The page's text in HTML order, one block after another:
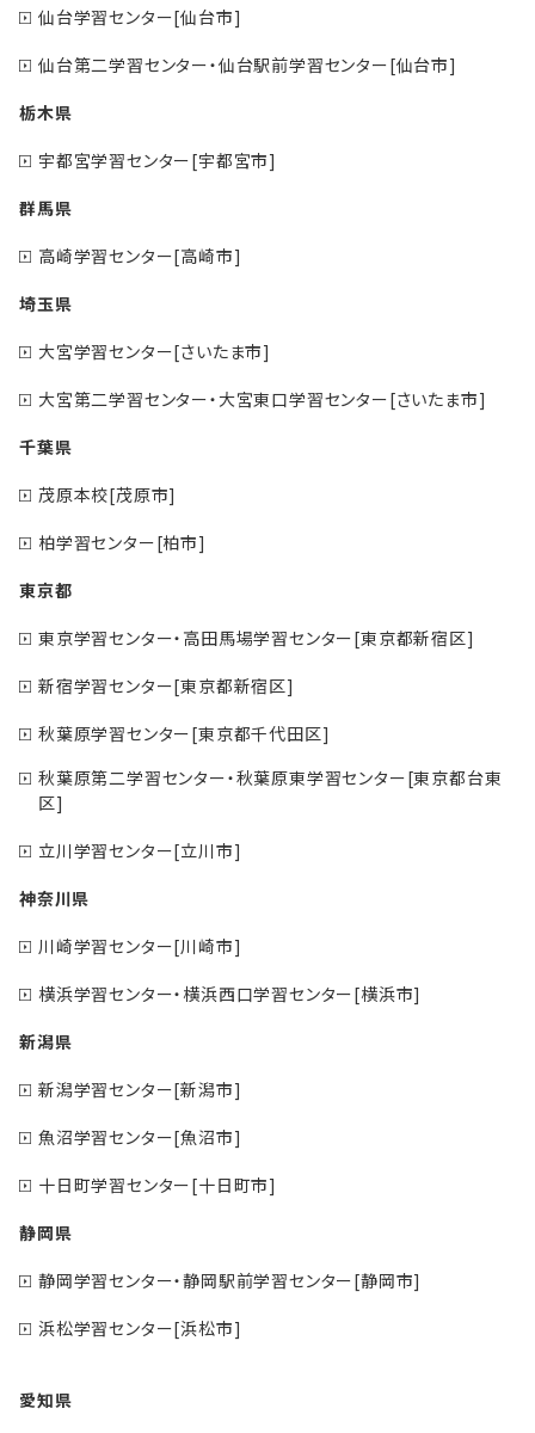
仙台学習センター[仙台市]
仙台第二学習センター・仙台駅前学習センター[仙台市]
栃木県
宇都宮学習センター[宇都宮市]
群馬県
高崎学習センター[高崎市]
埼玉県
大宮学習センター[さいたま市]
大宮第二学習センター・大宮東口学習センター[さいたま市]
千葉県
茂原本校[茂原市]
柏学習センター[柏市]
東京都
東京学習センター・高田馬場学習センター[東京都新宿区]
新宿学習センター[東京都新宿区]
秋葉原学習センター[東京都千代田区]
秋葉原第二学習センター・秋葉原東学習センター[東京都台東
区]
立川学習センター[立川市]
神奈川県
川崎学習センター[川崎市]
横浜学習センター・横浜西口学習センター[横浜市]
新潟県
新潟学習センター[新潟市]
魚沼学習センター[魚沼市]
十日町学習センター[十日町市]
静岡県
静岡学習センター・静岡駅前学習センター[静岡市]
浜松学習センター[浜松市]
愛知県